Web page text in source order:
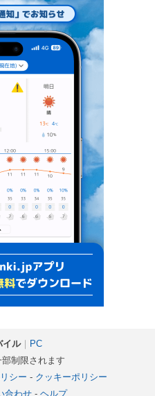
イル｜
PC
制限されます
シー - クッキーポリシー
合わせ- ヘルプ